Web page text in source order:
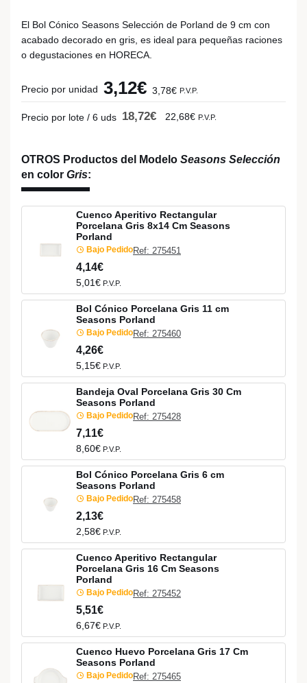
El Bol Cónico Seasons Selección de Porland de 9 cm con
acabado decorado en gris, es ideal para pequeñas raciones
o degustaciones en HORECA.
Precio por unidad 3,12€ 3,78€ P.V.P.
Precio por lote / 6 uds 18,72€ 22,68€ P.V.P.
OTROS Productos del Modelo Seasons Selección
en color Gris:
Cuenco Aperitivo Rectangular
Porcelana Gris 8x14 Cm Seasons
Porland
Bajo PedidoRef: 275451
4,14€
5,01€ P.V.P.
Bol Cónico Porcelana Gris 11 cm
Seasons Porland
Bajo PedidoRef: 275460
4,26€
5,15€ P.V.P.
Bandeja Oval Porcelana Gris 30 Cm
Seasons Porland
Bajo PedidoRef: 275428
7,11€
8,60€ P.V.P.
Bol Cónico Porcelana Gris 6 cm
Seasons Porland
Bajo PedidoRef: 275458
2,13€
2,58€ P.V.P.
Cuenco Aperitivo Rectangular
Porcelana Gris 16 Cm Seasons
Porland
Bajo PedidoRef: 275452
5,51€
6,67€ P.V.P.
Cuenco Huevo Porcelana Gris 17 Cm
Seasons Porland
Bajo PedidoRef: 275465